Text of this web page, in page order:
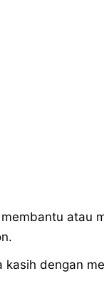
atau
kasih dengan